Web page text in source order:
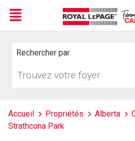
Menu
Rechercher par
votre
Accueil Propriétés Alberta
Strathcona Park